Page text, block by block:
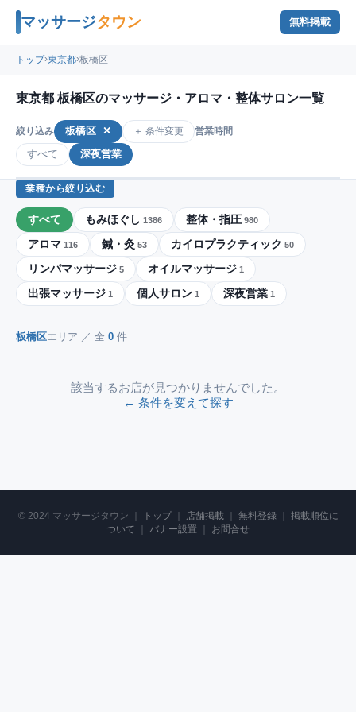
マッサージタウン 無料掲載
トップ›東京都›板橋区
東京都 板橋区のマッサージ・アロマ・整体サロン一覧
絞り込み 板橋区 ✕ ＋ 条件変更 営業時間
すべて 深夜営業
業種から絞り込む
すべて もみほぐし 1386 整体・指圧 980
アロマ 116 鍼・灸 53 カイロプラクティック 50
リンパマッサージ 5 オイルマッサージ 1
出張マッサージ 1 個人サロン 1 深夜営業 1
板橋区エリア ／ 全 0 件
該当するお店が見つかりませんでした。
← 条件を変えて探す
© 2024 マッサージタウン ｜ トップ｜ 店舗掲載｜ 無料登録
掲載順位に
ついて
バナー設置 お問合せ